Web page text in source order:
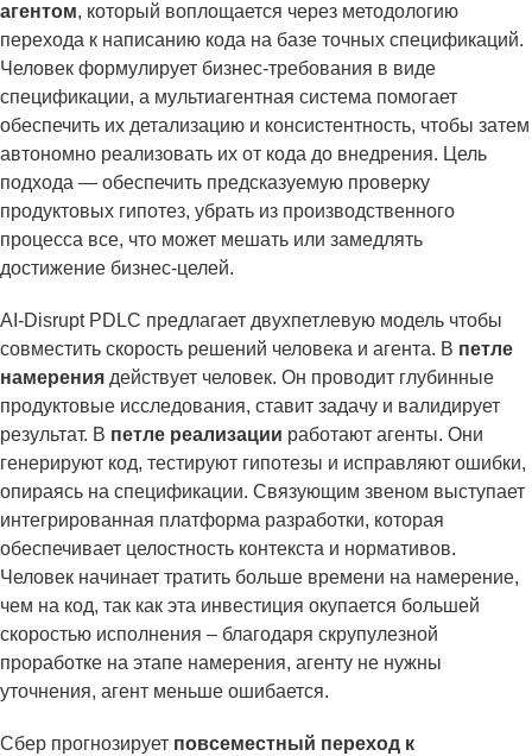
агентом, который воплощается через методологию
перехода к написанию кода на базе точных спецификаций.
Человек формулирует бизнес-требования в виде
спецификации, а мультиагентная система помогает
обеспечить их детализацию и консистентность, чтобы затем
автономно реализовать их от кода до внедрения. Цель
подхода — обеспечить предсказуемую проверку
продуктовых гипотез, убрать из производственного
процесса все, что может мешать или замедлять
достижение бизнес-целей.
AI-Disrupt PDLC предлагает двухпетлевую модель чтобы
совместить скорость решений человека и агента. В петле
намерения действует человек. Он проводит глубинные
продуктовые исследования, ставит задачу и валидирует
результат. В петле реализации работают агенты. Они
генерируют код, тестируют гипотезы и исправляют ошибки,
опираясь на спецификации. Связующим звеном выступает
интегрированная платформа разработки, которая
обеспечивает целостность контекста и нормативов.
Человек начинает тратить больше времени на намерение,
чем на код, так как эта инвестиция окупается большей
скоростью исполнения – благодаря скрупулезной
проработке на этапе намерения, агенту не нужны
уточнения, агент меньше ошибается.
Сбер прогнозирует повсеместный переход к